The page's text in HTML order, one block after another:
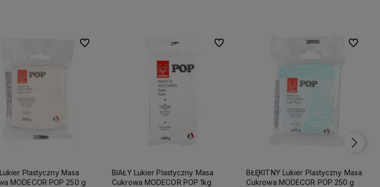
Plastyczny Masa
Cukrowa MODECOR POP 250 g
Do ulubionych
Do ulubionych
BIAŁY Lukier Plastyczny Masa
Cukrowa MODECOR POP 1kg
Do ulubionych
Do ulubionych
BŁĘKITNY Lukier Plastyczny Masa
Cukrowa MODECOR POP 250 g
Do
Do